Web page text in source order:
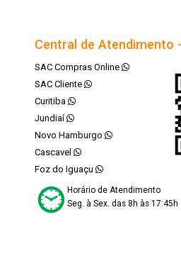
Central de Atendimento
SAC Compras Online
SAC Cliente
Curitiba
Jundiaí
Novo Hamburgo
Cascavel
Foz do Iguaçu
Horário de Atendimento
Seg. à Sex. das 8h às 17:45h